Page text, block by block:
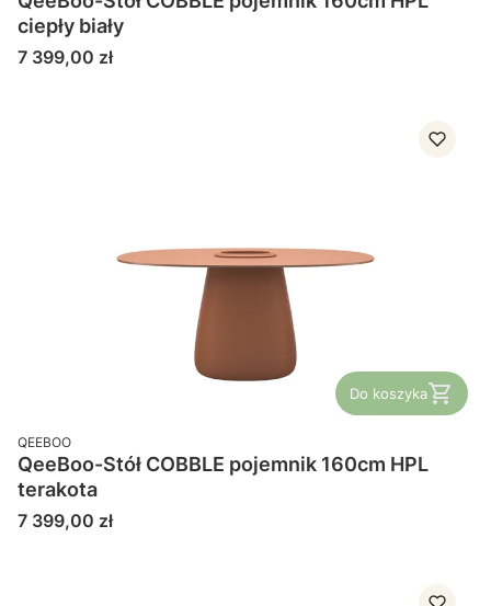
ciepły biały
Cena
7 399,00 zł
Do koszyka
PRODUCENT
QEEBOO
QeeBoo-Stół COBBLE pojemnik 160cm HPL
terakota
Cena
7 399,00 zł